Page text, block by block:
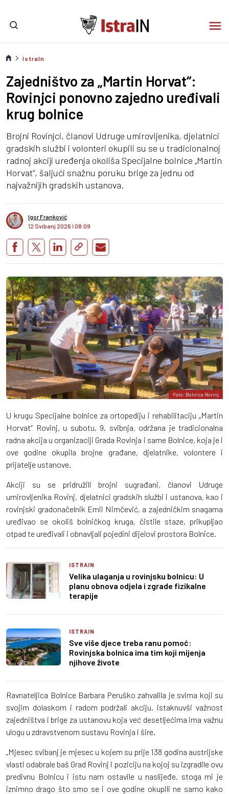
IstraIn
Zajedništvo za „Martin Horvat“:
Rovinjci ponovno zajedno uređivali
krug bolnice
Brojni Rovinjci, članovi Udruge umirovljenika, djelatnici
gradskih službi i volonteri okupili su se u tradicionalnoj
radnoj akciji uređenja okoliša Specijalne bolnice „Martin
Horvat“, šaljući snažnu poruku brige za jednu od
najvažnijih gradskih ustanova.
Igor Franković
12 Svibanj 2026 I 08:09
Foto: Bolnica Rovinj
U krugu Specijalne bolnice za ortopediju i rehabilitaciju „Martin
Horvat“ Rovinj, u subotu, 9. svibnja, održana je tradicionalna
radna akcija u organizaciji Grada Rovinja i same Bolnice, koja je i
ove godine okupila brojne građane, djelatnike, volontere i
prijatelje ustanove.
Akciji su se pridružili brojni sugrađani, članovi Udruge
umirovljenika Rovinj, djelatnici gradskih službi i ustanova, kao i
rovinjski gradonačelnik Emil Nimčević, a zajedničkim snagama
uređivao se okoliš bolničkog kruga, čistile staze, prikupljao
otpad te uređivali i obnavljali pojedini dijelovi prostora Bolnice.
ISTRAIN
Velika ulaganja u rovinjsku bolnicu: U
planu obnova odjela i zgrade fizikalne
terapije
ISTRAIN
Sve više djece treba ranu pomoć:
Rovinjska bolnica ima tim koji mijenja
njihove živote
Ravnateljica Bolnice Barbara Peruško zahvalila je svima koji su
svojim dolaskom i radom podržali akciju, istaknuvši važnost
zajedništva i brige za ustanovu koja već desetljećima ima važnu
ulogu u zdravstvenom sustavu Rovinja i šire.
„Mjesec svibanj je mjesec u kojem su prije 138 godina austrijske
vlasti odabrale baš Grad Rovinj i poziciju na kojoj su izgradile ovu
predivnu Bolnicu i istu nam ostavile u naslijeđe, stoga mi je
iznimno drago što smo se i ove godine okupili ne samo kako